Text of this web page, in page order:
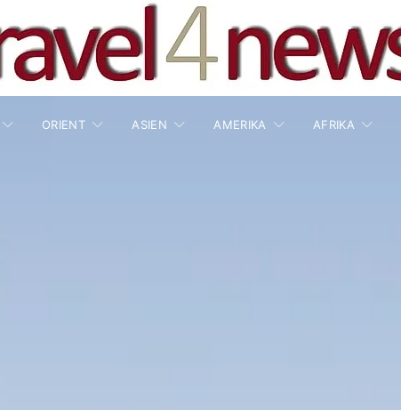
ORIENT ASIEN AMERIKA AFRIKA